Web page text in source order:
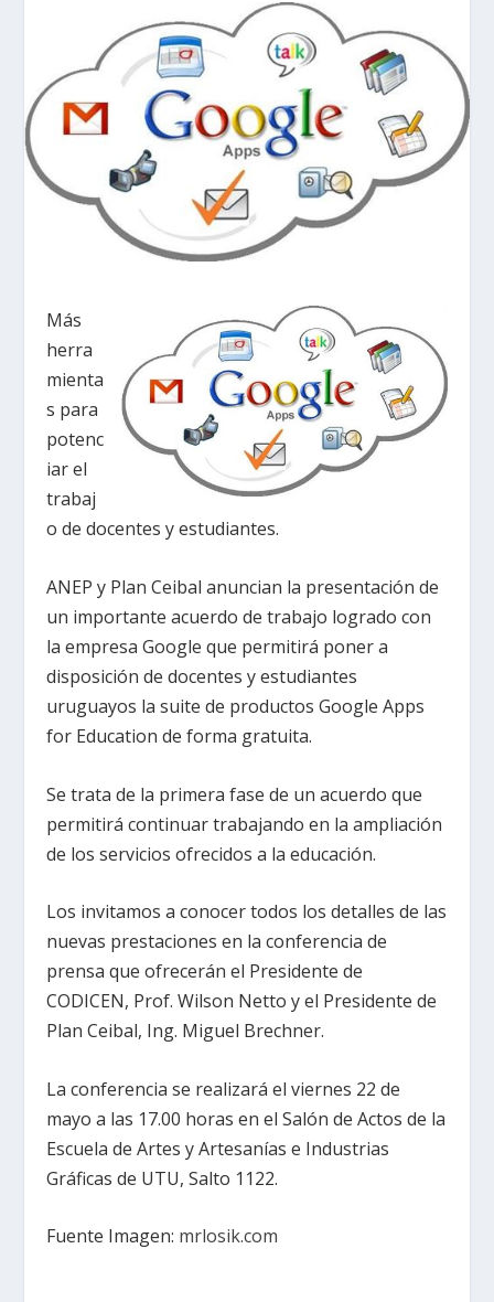
Más
herra
mienta
s para
potenc
iar el
trabaj
o de docentes y estudiantes.
ANEP y Plan Ceibal anuncian la presentación de
un importante acuerdo de trabajo logrado con
la empresa Google que permitirá poner a
disposición de docentes y estudiantes
uruguayos la suite de productos Google Apps
for Education de forma gratuita.
Se trata de la primera fase de un acuerdo que
permitirá continuar trabajando en la ampliación
de los servicios ofrecidos a la educación.
Los invitamos a conocer todos los detalles de las
nuevas prestaciones en la conferencia de
prensa que ofrecerán el Presidente de
CODICEN, Prof. Wilson Netto y el Presidente de
Plan Ceibal, Ing. Miguel Brechner.
La conferencia se realizará el viernes 22 de
mayo a las 17.00 horas en el Salón de Actos de la
Escuela de Artes y Artesanías e Industrias
Gráficas de UTU, Salto 1122.
Fuente Imagen: mrlosik.com